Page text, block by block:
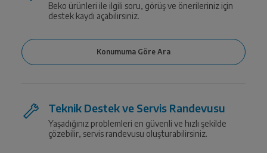
Beko ürünleri ile ilgili soru, görüş ve önerileriniz için
destek kaydı açabilirsiniz.
Teknik Destek ve Servis Randevusu
Yaşadığınız problemleri en güvenli ve hızlı şekilde
çözebilir, servis randevusu oluşturabilirsiniz.